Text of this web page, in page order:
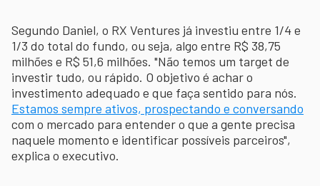
Segundo Daniel, o RX Ventures já investiu entre 1/4 e
1/3 do total do fundo, ou seja, algo entre R$ 38,75
milhões e R$ 51,6 milhões. "Não temos um target de
investir tudo, ou rápido. O objetivo é achar o
investimento adequado e que faça sentido para nós.
Estamos sempre ativos, prospectando e conversando
com o mercado para entender o que a gente precisa
naquele momento e identificar possíveis parceiros",
explica o executivo.